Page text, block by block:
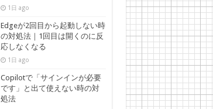
1日 ago
Edgeが2回目から起動しない時
の対処法｜1回目は開くのに反
応しなくなる
1日 ago
Copilotで「サインインが必要
です」と出て使えない時の対
処法